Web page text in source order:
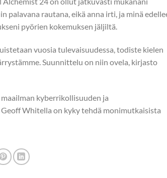
palavana rautana, eikä anna irti, ja minä
pyörien kokemuksen jäljiltä.
vuosia tulevaisuudessa, todiste kielen
Suunnittelu on niin ovela, kirjasto
kyberrikollisuuden ja
Whitella on kyky tehdä monimutkaisista